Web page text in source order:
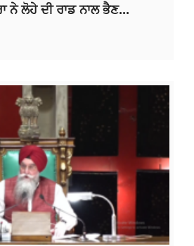
ਨੇ ਲੋਹੇ ਦੀ ਰਾਡ ਨਾਲ ਭੈਣ...